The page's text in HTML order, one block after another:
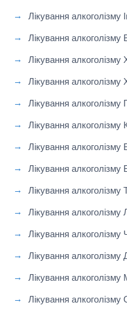
Лікування алкоголізму
Лікування алкоголізму
Лікування
Лікування алкоголізму
Лікування алкоголізму
Лікування алкоголізму
Лікування алкоголізму
Лікування алкоголізму
Лікування алкоголізму
Лікування алкоголізму
Лікування алкоголізму
Лікування алкоголізму
Лікування алкоголізму
Лікування алкоголізму